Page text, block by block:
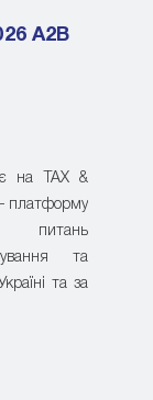
A2B
на TAX &
платформу
питань
та
та за